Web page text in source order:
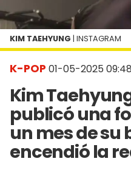
K-POP 01-05-2025 09:48
Kim
publicó una
un mes de su
encendió la
KIM TAEHYUNG | INSTAGRAM